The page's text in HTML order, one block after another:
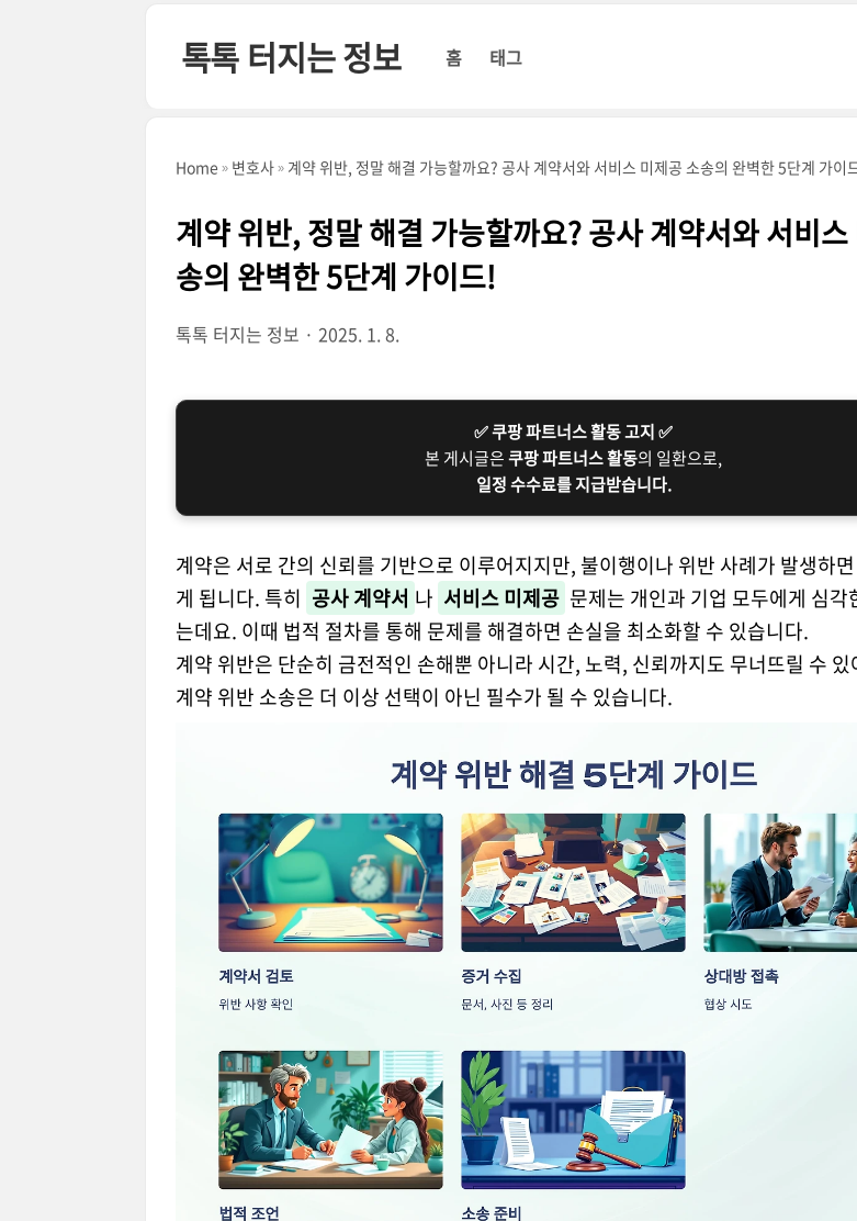
톡톡 터지는 정보 홈 태그
Home 변호사 계약 위반, 정말 해결 가능할까요? 공사 계약서와 서비스 미제공 소송의 완벽한 5단계 가이
계약 위반, 정말 해결 가능할까요? 공사 계약서와 서비
송의 완벽한 5단계 가이드!
톡톡 터지는 정보 2025. 1. 8.
✅ 쿠팡 파트너스 활동 고지 ✅
본 게시글은쿠팡 파트너스 활동의 일환으로,
일정 수수료를 지급받습니다.
계약은 서로 간의 신뢰를 기반으로 이루어지지만, 불이행이나 위반 사례가 발생하
게 됩니다. 특히 공사 계약서 나 서비스 미제공 문제는 개인과 기업 모두에게 심각
는데요. 이때 법적 절차를 통해 문제를 해결하면 손실을 최소화할 수 있습니다.
계약 위반은 단순히 금전적인 손해뿐 아니라 시간, 노력, 신뢰까지도 무너뜨릴 수 있
계약 위반 소송은 더 이상 선택이 아닌 필수가 될 수 있습니다.